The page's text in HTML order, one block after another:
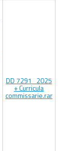
DD 7291_2025
+ Curricula
commissarie.rar